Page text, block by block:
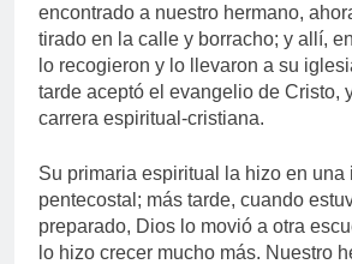
encontrado a nuestro hermano,
tirado en la calle y borracho; y allí,
lo recogieron y lo llevaron a su
tarde aceptó el evangelio de Cristo,
carrera espiritual-cristiana.
Su primaria espiritual la hizo en una
pentecostal; más tarde, cuando
preparado, Dios lo movió a otra
lo hizo crecer mucho más. Nuestro